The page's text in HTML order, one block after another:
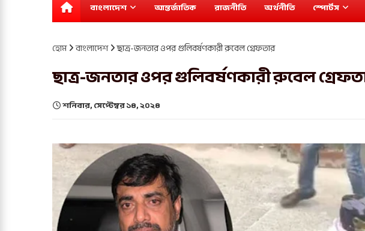
বাংলাদেশ আন্তর্জাতিক রাজনীতি অর্থনীতি স্পোর্টস
হোম বাংলাদেশ ছাত্র-জনতার ওপর গুলিবর্ষণকারী রুবেল গ্রেফতার
ছাত্র-জনতার ওপর গুলিবর্ষণকারী রুবেল
শনিবার, সেপ্টেম্বর ১৪, ২০২৪